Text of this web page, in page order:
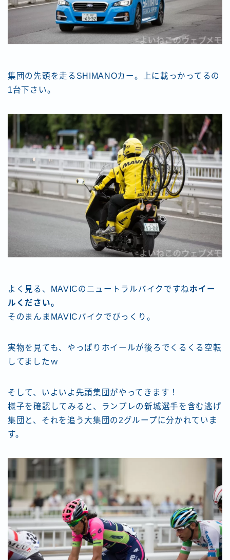
集団の先頭を走るSHIMANOカー。上に載っかってるの
1台下さい。
よく見る、MAVICのニュートラルバイクですねホイー
ルください。
そのまんまMAVICバイクでびっくり。
実物を見ても、やっぱりホイールが後ろでくるくる空転
してましたｗ
そして、いよいよ先頭集団がやってきます！
様子を確認してみると、ランプレの新城選手を含む逃げ
集団と、それを追う大集団の2グループに分かれていま
す。